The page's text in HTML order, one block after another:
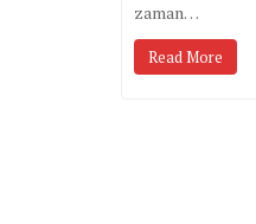
zaman…
Read More